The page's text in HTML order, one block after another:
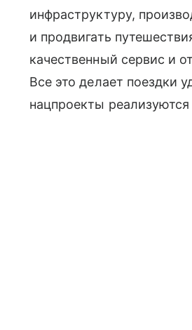
инфраструктуру,
и продвигать
качественный сервис и
Все это делает поездки
нацпроекты